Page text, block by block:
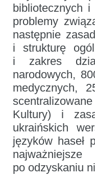
bibliotecznych
problemy
następnie
i strukturę
i zakres
narodowych,
medycznych,
Kultury) i
ukraińskich
języków haseł
po odzyskaniu